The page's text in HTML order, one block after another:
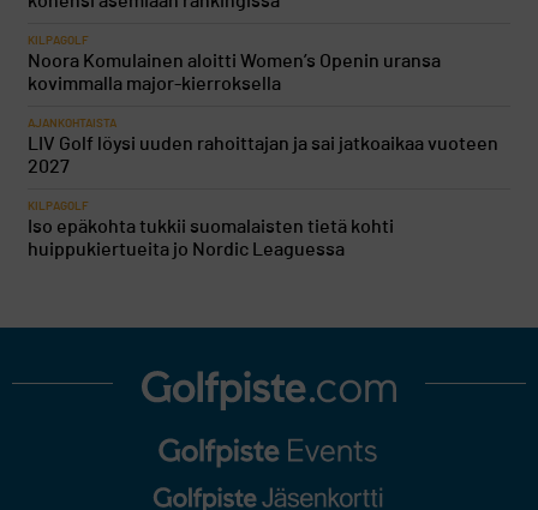
KILPAGOLF
Noora Komulainen aloitti Women’s Openin uransa
kovimmalla major-kierroksella
AJANKOHTAISTA
LIV Golf löysi uuden rahoittajan ja sai jatkoaikaa vuoteen
2027
KILPAGOLF
Iso epäkohta tukkii suomalaisten tietä kohti
huippukiertueita jo Nordic Leaguessa